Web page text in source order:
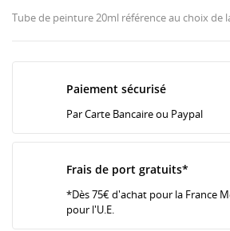
Tube de peinture 20ml référence au choix de
Paiement sécurisé
Par Carte Bancaire ou Paypal
Frais de port gratuits*
*Dès 75€ d'achat pour la France
pour l'U.E.